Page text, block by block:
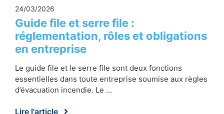
24/03/2026
Guide file et serre file :
réglementation, rôles et obligations
en entreprise
Le guide file et le serre file sont deux fonctions
essentielles dans toute entreprise soumise aux règles
d’évacuation incendie. Le ...
Lire l'article